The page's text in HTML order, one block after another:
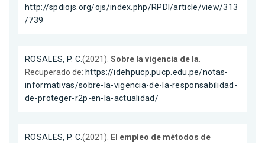
http://spdiojs.org/ojs/index.php/RPDI/article/view/313
/739
ROSALES, P. C.(2021).Sobre la vigencia de la.
Recuperado de: https://idehpucp.pucp.edu.pe/notas-
informativas/sobre-la-vigencia-de-la-responsabilidad-
de-proteger-r2p-en-la-actualidad/
ROSALES, P. C.(2021). El empleo de métodos de